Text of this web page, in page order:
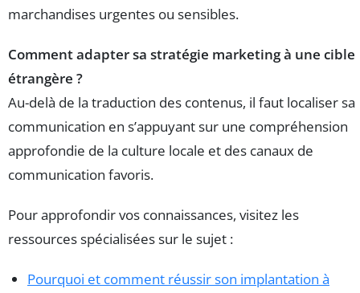
marchandises urgentes ou sensibles.
Comment adapter sa stratégie marketing à une cible
étrangère ?
Au-delà de la traduction des contenus, il faut localiser sa
communication en s’appuyant sur une compréhension
approfondie de la culture locale et des canaux de
communication favoris.
Pour approfondir vos connaissances, visitez les
ressources spécialisées sur le sujet :
Pourquoi et comment réussir son implantation à